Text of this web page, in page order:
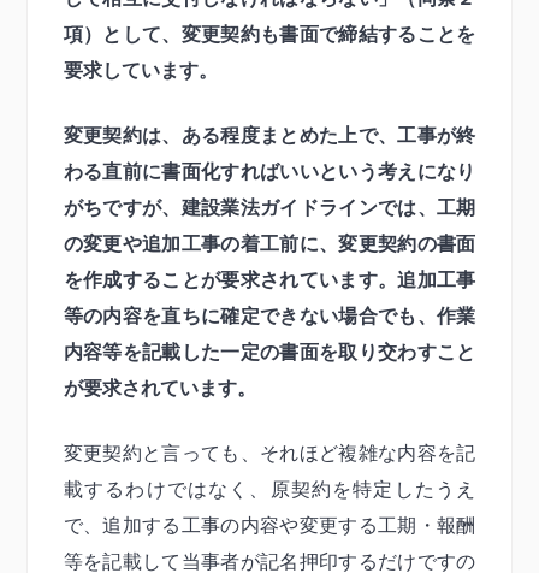
項）として、変更契約も書面で締結することを
要求しています。
変更契約は、ある程度まとめた上で、工事が終
わる直前に書面化すればいいという考えになり
がちですが、建設業法ガイドラインでは、工期
の変更や追加工事の着工前に、変更契約の書面
を作成することが要求されています。追加工事
等の内容を直ちに確定できない場合でも、作業
内容等を記載した一定の書面を取り交わすこと
が要求されています。
変更契約と言っても、それほど複雑な内容を記
載するわけではなく、原契約を特定したうえ
で、追加する工事の内容や変更する工期・報酬
等を記載して当事者が記名押印するだけですの